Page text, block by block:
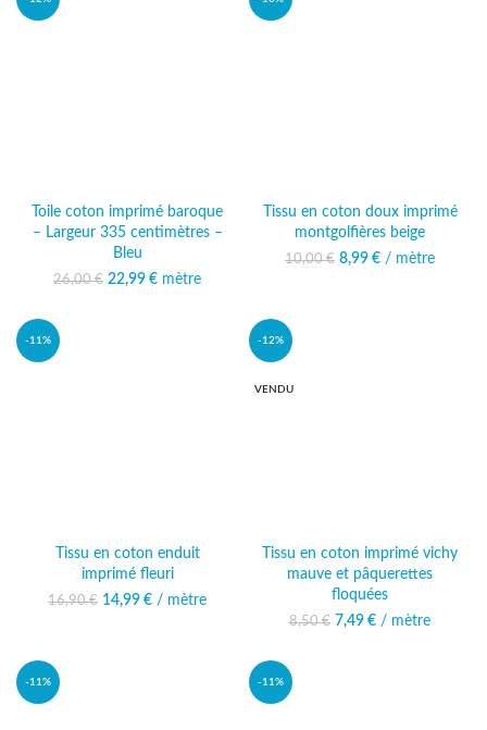
Toile coton imprimé baroque
– Largeur 335 centimètres –
Bleu
26,00€ Le prix initial était :
22,99 €
Le prix
mètre
Tissu en coton doux imprimé
montgolfières beige
10,00€ Le prix initial était :
8,99 € Le prix actuel
/ mètre
-11%
Tissu en coton enduit
imprimé fleuri
16,90€
Le prix initial était :
14,99 €
Le prix
/ mètre
-12%
VENDU
Tissu en coton imprimé vichy
mauve et pâquerettes
floquées
8,50€
Le prix initial était :
7,49 € Le prix actuel
/ mètre
-11% -11%